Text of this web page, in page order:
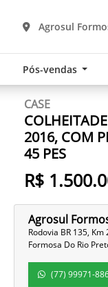
Agrosul
Pós-vendas
CASE
2016, COM
45 PES
R$
Agrosul
Rodovia BR 135, Km
Formosa Do Rio
(77) 99971-